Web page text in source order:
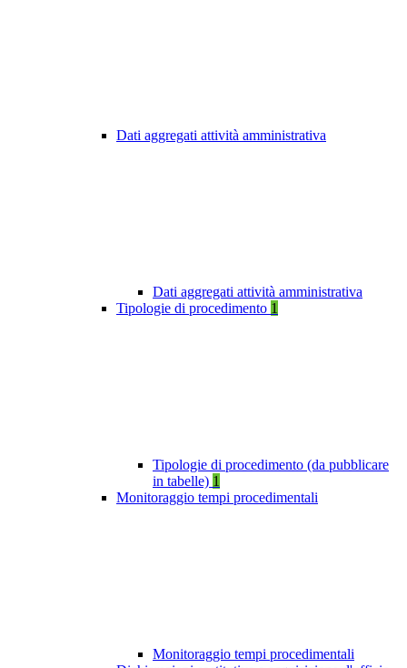
Dati aggregati attività amministrativa
Dati aggregati attività amministrativa
Tipologie di procedimento 1
Tipologie di procedimento (da pubblicare
in tabelle) 1
Monitoraggio tempi procedimentali
Monitoraggio tempi procedimentali